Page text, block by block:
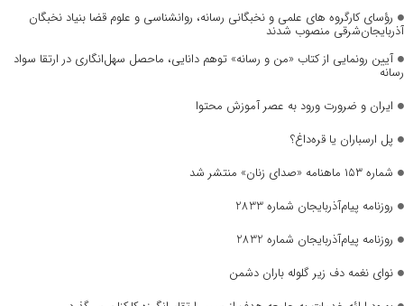
رؤسای کارگروه های علمی و نخبگانی رسانه، روانشناسی و علوم قضا بنیاد نخبگان
آذربایجان‌شرقی منصوب شدند
آیین رونمایی از کتاب «من و رسانه» توهم دانایی، ماحصل سهل‌انگاری در ارتقا سواد
رسانه
ایران و ضرورت ورود به عصر آموزش محتوا
پل ارسباران یا قره‌داغ؟
شماره ۱۵۳ ماهنامه «صدای زنان» منتشر شد
روزنامه پیام‌آذربایجان شماره 2833
روزنامه پیام‌آذربایجان شماره 2832
نوای نغمه دف زیر گلوله باران دشمن